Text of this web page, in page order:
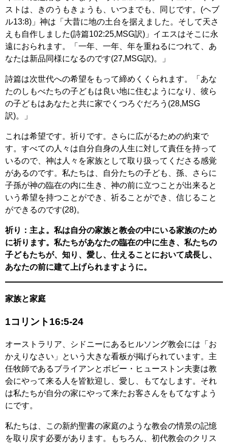
ストは、きのうもきょうも、いつまでも、同じです。(ヘブ
ル13:8)」神は「大昔に地の土台を据えました。そして天さ
えも自作しました(詩篇102:25,MSG訳)」イエスはそこに永
遠におられます。「一年、一年、年を重ねるにつれて、あ
なたは新品同様になるのです(27,MSG訳)。」
詩篇は次世代への希望をもって締めくくられます。「あな
たのしもべたちの子どもは良い地に住むようになり、彼ら
の子どもはあなたと共に家でくつろぐだろう(28,MSG
訳)。」
これは希望です。祈りです。さらに広がるための約束で
す。すべての人々は自分自身の人生に対して責任を持って
いるので、神は人々を家族として取り扱ってくださる感覚
があるのです。私たちは、自分たちの子ども、孫、さらに
子孫が神の臨在の内に生き、神の前に立つことが出来ると
いう希望を持つことができ、祈ることができ、信じること
ができるのです(28)。
祈り：主よ。私は自分の家族と教会の中にいる家族のため
に祈ります。私たちがあなたの臨在の中に生き、私たちの
子どもたちが、知り、愛し、仕えることにおいて成長し、
あなたの前に建て上げられますように。
家族と家庭
1コリント16:5-24
オーストラリア、シドニーにあるヒルソング教会には「お
かえりなさい」という大きな看板が掲げられています。主
任牧師であるブライアンとボビー・ヒューストン夫妻は教
会にやって来る人を皆歓迎し、愛し、もてなします。それ
は私たちが自分の家にやって来たお客さんをもてなすよう
にです。
私たちは、この新約聖書の家庭のような教会の情景の記憶
を取り戻す必要があります。もちろん、初代教会のクリス